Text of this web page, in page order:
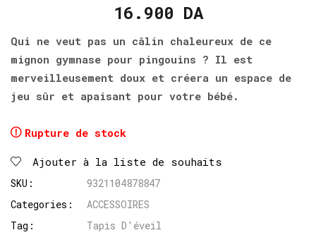
16.900 DA
Qui ne veut pas un câlin chaleureux de ce
mignon gymnase pour pingouins ? Il est
merveilleusement doux et créera un espace de
jeu sûr et apaisant pour votre bébé.
Rupture de stock
Ajouter à la liste de souhaits
SKU:
9321104878847
Categories:
ACCESSOIRES
Tag:
Tapis D'éveil